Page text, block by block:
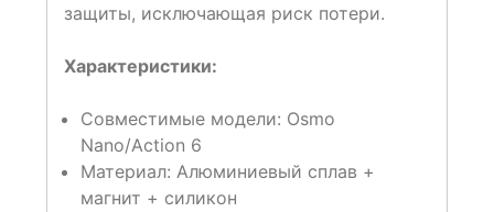
защиты, исключающая риск потери.
Характеристики:
Совместимые модели: Osmo
Nano/Action 6
Материал: Алюминиевый сплав +
магнит + силикон